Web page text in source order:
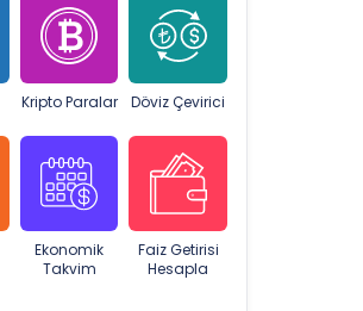
Kripto Paralar Döviz Çevirici
Ekonomik
Takvim
Faiz Getirisi
Hesapla